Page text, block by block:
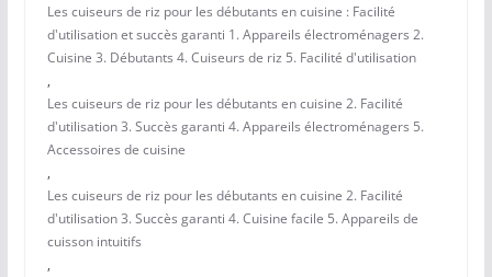
Les cuiseurs de riz pour les débutants en cuisine : Facilité
d'utilisation et succès garanti 1. Appareils électroménagers 2.
Cuisine 3. Débutants 4. Cuiseurs de riz 5. Facilité d'utilisation
,
Les cuiseurs de riz pour les débutants en cuisine 2. Facilité
d'utilisation 3. Succès garanti 4. Appareils électroménagers 5.
Accessoires de cuisine
,
Les cuiseurs de riz pour les débutants en cuisine 2. Facilité
d'utilisation 3. Succès garanti 4. Cuisine facile 5. Appareils de
cuisson intuitifs
,